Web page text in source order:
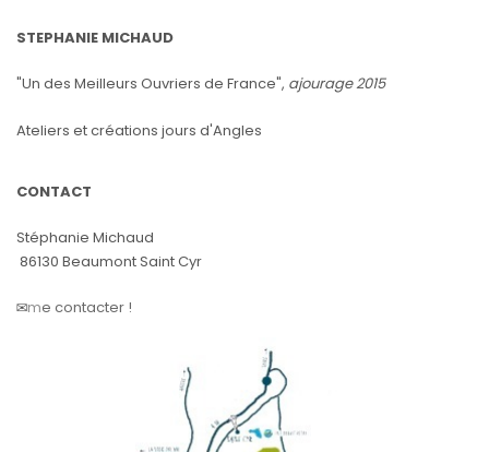
STEPHANIE MICHAUD
"Un des Meilleurs Ouvriers de France", ajourage 2015
Ateliers et créations jours d'Angles
CONTACT
Stéphanie Michaud
86130 Beaumont Saint Cyr
✉️me contacter !